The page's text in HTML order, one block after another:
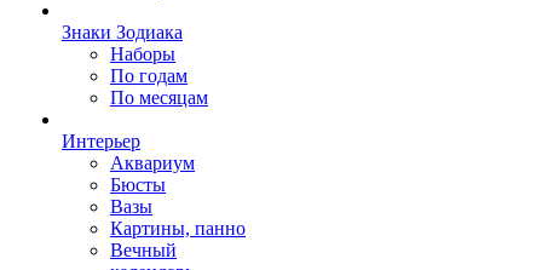
Знаки Зодиака
Наборы
По годам
По месяцам
Интерьер
Аквариум
Бюсты
Вазы
Картины, панно
Вечный